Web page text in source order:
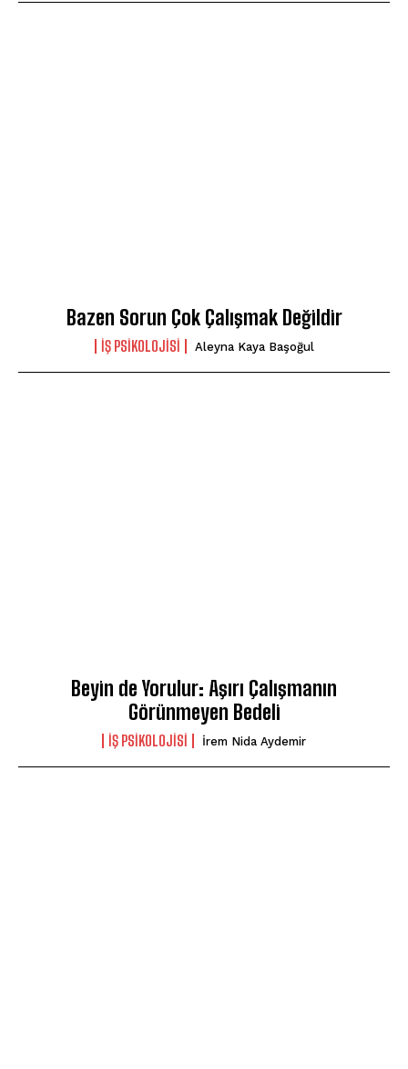
Bazen Sorun Çok Çalışmak Değildir
İŞ PSIKOLOJISI Aleyna Kaya Başoğul
Beyin de Yorulur: Aşırı Çalışmanın
Görünmeyen Bedeli
İŞ PSIKOLOJISI İrem Nida Aydemir